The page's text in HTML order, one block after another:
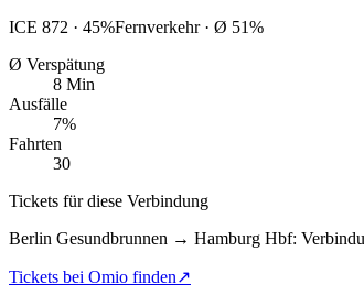
ICE 872 · 45%Fernverkehr · Ø 51%
Ø Verspätung
8 Min
Ausfälle
7%
Fahrten
30
Tickets für diese Verbindung
Berlin Gesundbrunnen → Hamburg Hbf:
Tickets bei Omio finden↗